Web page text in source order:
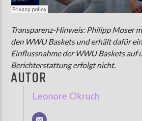
Transparenz-Hinweis: Philipp Moser
den WWU Baskets und erhält dafür
Einflussnahme der WWU Baskets auf
Berichterstattung erfolgt nicht.
AUTOR
Leonore Okruch